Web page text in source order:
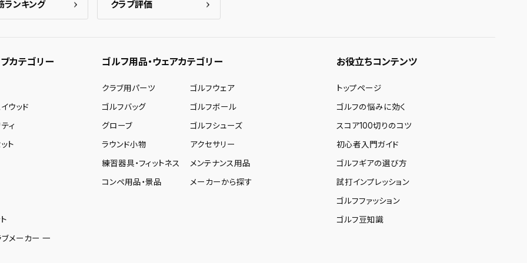
ランキング クラブ評価
カテゴリー
ウッド
ィ
ト
ブメーカー 一
ゴルフ用品・ウェアカテゴリー
クラブ用パーツ
ゴルフウェア
ゴルフバッグ
ゴルフボール
グローブ
ゴルフシューズ
ラウンド小物
アクセサリー
練習器具・フィットネス
メンテナンス用品
コンペ用品・景品
メーカーから探す
お役立ちコンテンツ
トップページ
ゴルフの悩みに効く
スコア100切りのコツ
初心者入門ガイド
ゴルフギアの選び方
試打インプレッション
ゴルフファッション
ゴルフ豆知識